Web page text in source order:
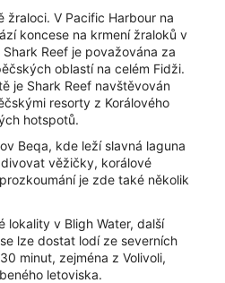
žraloci. V Pacific Harbour na
koncese na krmení žraloků v
Reef je považována za
oblastí na celém Fidži.
je Shark Reef navštěvován
resorty z Korálového
hotspotů.
Beqa, kde leží slavná laguna
věžičky, korálové
je zde také několik
lokality v Bligh Water, další
lze dostat lodí ze severních
minut, zejména z Volivoli,
letoviska.